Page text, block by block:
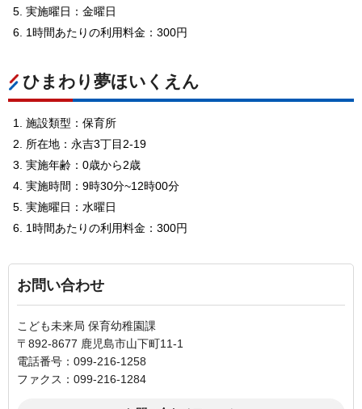
実施曜日：金曜日
1時間あたりの利用料金：300円
ひまわり夢ほいくえん
施設類型：保育所
所在地：永吉3丁目2-19
実施年齢：0歳から2歳
実施時間：9時30分~12時00分
実施曜日：水曜日
1時間あたりの利用料金：300円
お問い合わせ
こども未来局 保育幼稚園課
〒892-8677 鹿児島市山下町11-1
電話番号：099-216-1258
ファクス：099-216-1284